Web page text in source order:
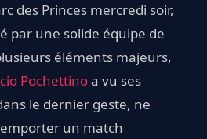
des Princes mercredi soir,
par une solide équipe de
éléments majeurs,
Pochettinoa vu ses
le dernier geste, ne
un match